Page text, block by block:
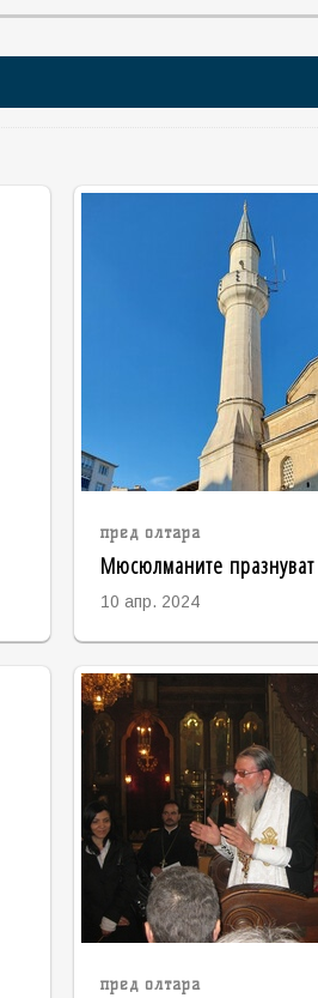
пред олтара
Мюсюлманите
10 апр. 2024
пред олтара